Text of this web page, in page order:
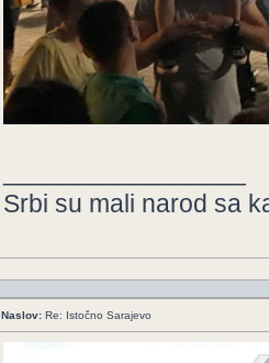
Srbi su mali narod sa
Naslov: Re: Istočno Sarajevo